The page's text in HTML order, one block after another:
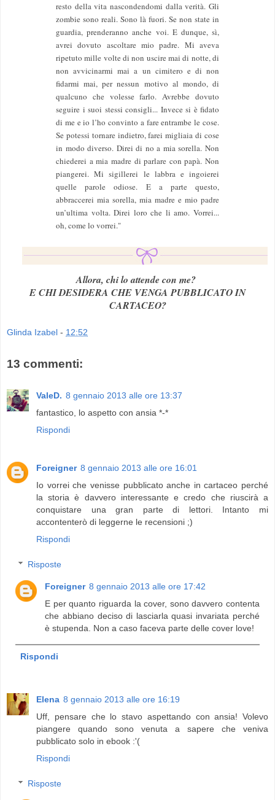
resto della vita nascondendomi dalla verità. Gli
zombie sono reali. Sono là fuori. Se non state in
guardia, prenderanno anche voi. E dunque, sì,
avrei dovuto ascoltare mio padre. Mi aveva
ripetuto mille volte di non uscire mai di notte, di
non avvicinarmi mai a un cimitero e di non
fidarmi mai, per nessun motivo al mondo, di
qualcuno che volesse farlo. Avrebbe dovuto
seguire i suoi stessi consigli... Invece si è fidato
di me e io l’ho convinto a fare entrambe le cose.
Se potessi tornare indietro, farei migliaia di cose
in modo diverso. Direi di no a mia sorella. Non
chiederei a mia madre di parlare con papà. Non
piangerei. Mi sigillerei le labbra e ingoierei
quelle parole odiose. E a parte questo,
abbraccerei mia sorella, mia madre e mio padre
un’ultima volta. Direi loro che li amo. Vorrei...
oh, come lo vorrei."
Allora, chi lo attende con me?
E CHI DESIDERA CHE VENGA PUBBLICATO IN
CARTACEO?
Glinda Izabel - 12:52
13 commenti:
ValeD. 8 gennaio 2013 alle ore 13:37
fantastico, lo aspetto con ansia *-*
Rispondi
Foreigner 8 gennaio 2013 alle ore 16:01
Io vorrei che venisse pubblicato anche in cartaceo perché
la storia è davvero interessante e credo che riuscirà a
conquistare una gran parte di lettori. Intanto mi
accontenterò di leggerne le recensioni ;)
Rispondi
Risposte
Foreigner 8 gennaio 2013 alle ore 17:42
E per quanto riguarda la cover, sono davvero contenta
che abbiano deciso di lasciarla quasi invariata perché
è stupenda. Non a caso faceva parte delle cover love!
Rispondi
Elena 8 gennaio 2013 alle ore 16:19
Uff, pensare che lo stavo aspettando con ansia! Volevo
piangere quando sono venuta a sapere che veniva
pubblicato solo in ebook :'(
Rispondi
Risposte